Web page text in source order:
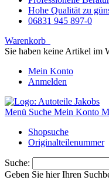
Hohe Qualität zu
06831 945 897-0
Warenkorb
Sie haben keine Artikel im
Mein Konto
Anmelden
Menü Suche Mein Konto
Shopsuche
Originalteilenummer
Suche:
Geben Sie hier Ihren